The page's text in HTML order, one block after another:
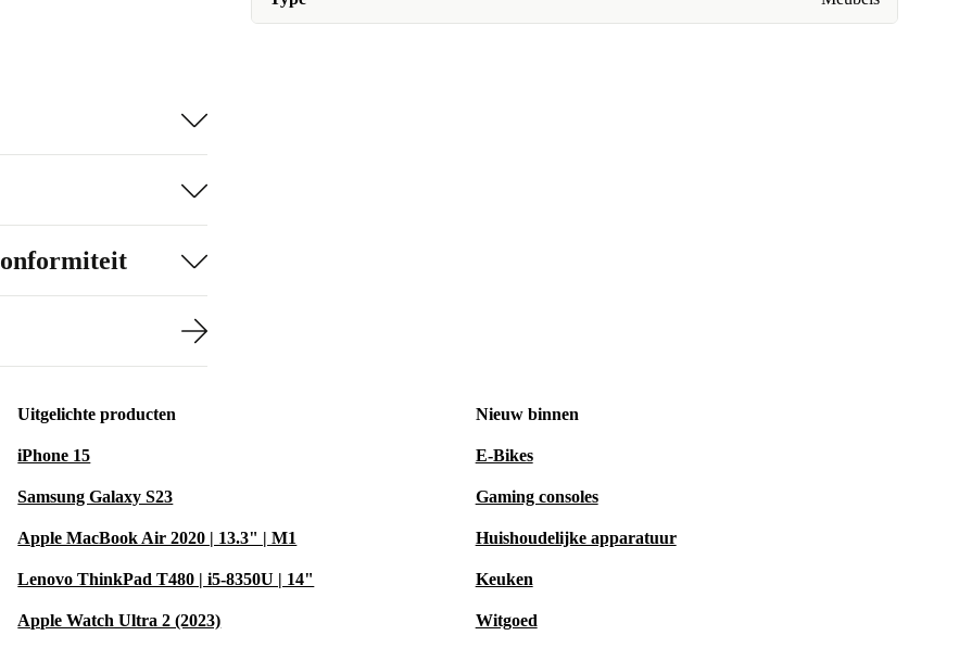
Uitgelichte producten
iPhone 15
Samsung Galaxy S23
Apple MacBook Air 2020 | 13.3" | M1
Lenovo ThinkPad T480 | i5-8350U | 14"
Apple Watch Ultra 2 (2023)
Nieuw binnen
E-Bikes
Gaming consoles
Huishoudelijke apparatuur
Keuken
Witgoed